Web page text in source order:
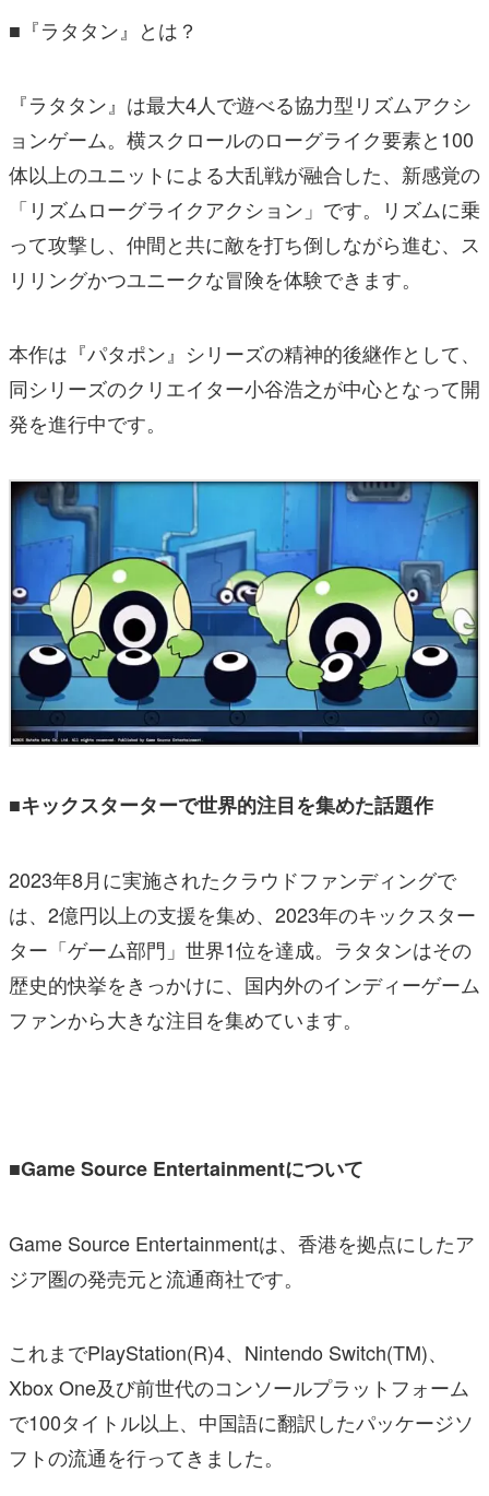
■『ラタタン』とは？
『ラタタン』は最大4人で遊べる協力型リズムアクシ
ョンゲーム。横スクロールのローグライク要素と100
体以上のユニットによる大乱戦が融合した、新感覚の
「リズムローグライクアクション」です。リズムに乗
って攻撃し、仲間と共に敵を打ち倒しながら進む、ス
リリングかつユニークな冒険を体験できます。
本作は『パタポン』シリーズの精神的後継作として、
同シリーズのクリエイター小谷浩之が中心となって開
発を進行中です。
■キックスターターで世界的注目を集めた話題作
2023年8月に実施されたクラウドファンディングで
は、2億円以上の支援を集め、2023年のキックスター
ター「ゲーム部門」世界1位を達成。ラタタンはその
歴史的快挙をきっかけに、国内外のインディーゲーム
ファンから大きな注目を集めています。
■Game Source Entertainmentについて
Game Source Entertainmentは、香港を拠点にしたア
ジア圏の発売元と流通商社です。
これまでPlayStation(R)4、Nintendo Switch(TM)、
Xbox One及び前世代のコンソールプラットフォーム
で100タイトル以上、中国語に翻訳したパッケージソ
フトの流通を行ってきました。